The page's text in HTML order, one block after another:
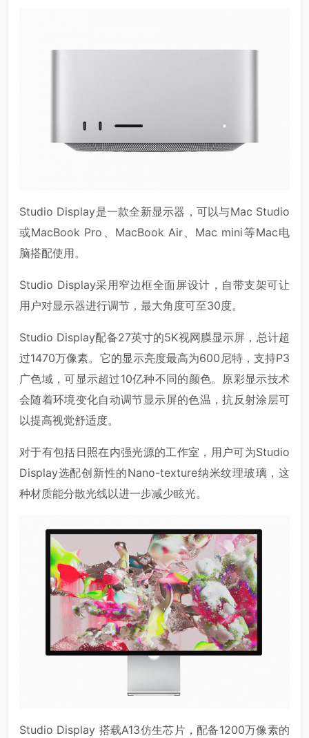
Studio Display是一款全新显示器，可以与Mac Studio
或MacBook Pro、MacBook Air、Mac mini等Mac电
脑搭配使用。
Studio Display采用窄边框全面屏设计，自带支架可让
用户对显示器进行调节，最大角度可至30度。
Studio Display配备27英寸的5K视网膜显示屏，总计超
过1470万像素。它的显示亮度最高为600尼特，支持P3
广色域，可显示超过10亿种不同的颜色。原彩显示技术
会随着环境变化自动调节显示屏的色温，抗反射涂层可
以提高视觉舒适度。
对于有包括日照在内强光源的工作室，用户可为Studio
Display选配创新性的Nano-texture纳米纹理玻璃，这
种材质能分散光线以进一步减少眩光。
Studio Display 搭载A13仿生芯片，配备1200万像素的